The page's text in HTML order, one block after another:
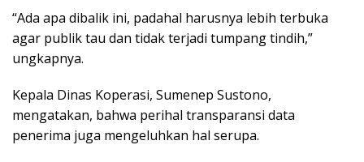
“Ada apa dibalik ini, padahal harusnya lebih terbuka
agar publik tau dan tidak terjadi tumpang tindih,”
ungkapnya.
Kepala Dinas Koperasi, Sumenep Sustono,
mengatakan, bahwa perihal transparansi data
penerima juga mengeluhkan hal serupa.